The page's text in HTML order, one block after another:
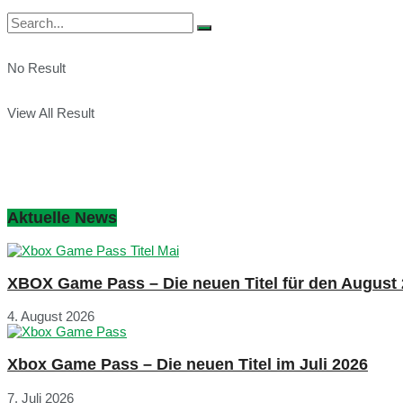
No Result
View All Result
Aktuelle News
XBOX Game Pass – Die neuen Titel für den August
4. August 2026
Xbox Game Pass – Die neuen Titel im Juli 2026
7. Juli 2026